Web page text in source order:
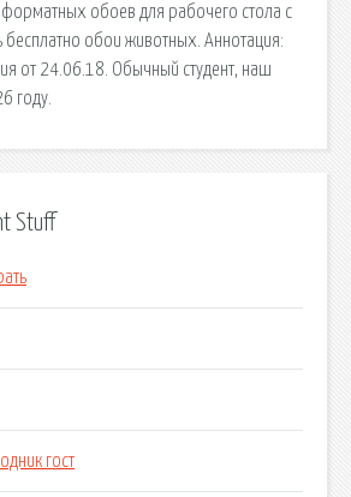
обоев для рабочего стола с
бесплатно обои животных. Аннотация:
от 24.06.18. Обычный студент, наш
году.
Stuff
гост